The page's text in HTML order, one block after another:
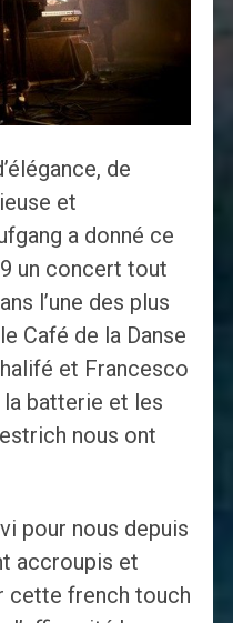
de
et
a donné ce
un concert tout
l’une des plus
Café de la Danse
et Francesco
batterie et les
nous ont
pour nous depuis
accroupis et
cette french touch